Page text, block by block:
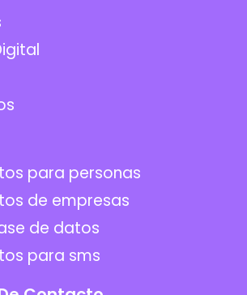
para personas
de empresas
de datos
para sms